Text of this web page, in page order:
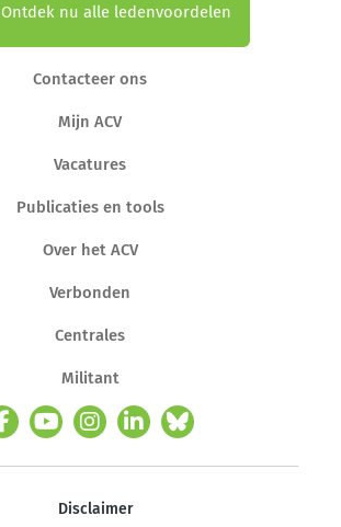
Ontdek nu alle ledenvoordelen
Contacteer ons
Mijn ACV
Vacatures
Publicaties en tools
Over het ACV
Verbonden
Centrales
Militant
Disclaimer